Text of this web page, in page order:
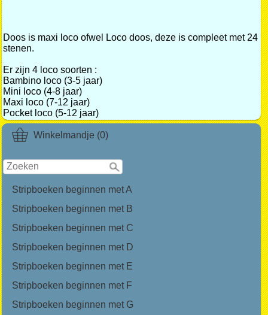
Winkelmandje (0)
Stripboeken beginnen met A
Stripboeken beginnen met B
Stripboeken beginnen met C
Stripboeken beginnen met D
Stripboeken beginnen met E
Stripboeken beginnen met F
Stripboeken beginnen met G
Doos is maxi loco ofwel Loco doos, deze is compleet met 24
stenen.
Er zijn 4 loco soorten :
Bambino loco (3-5 jaar)
Mini loco (4-8 jaar)
Maxi loco (7-12 jaar)
Pocket loco (5-12 jaar)